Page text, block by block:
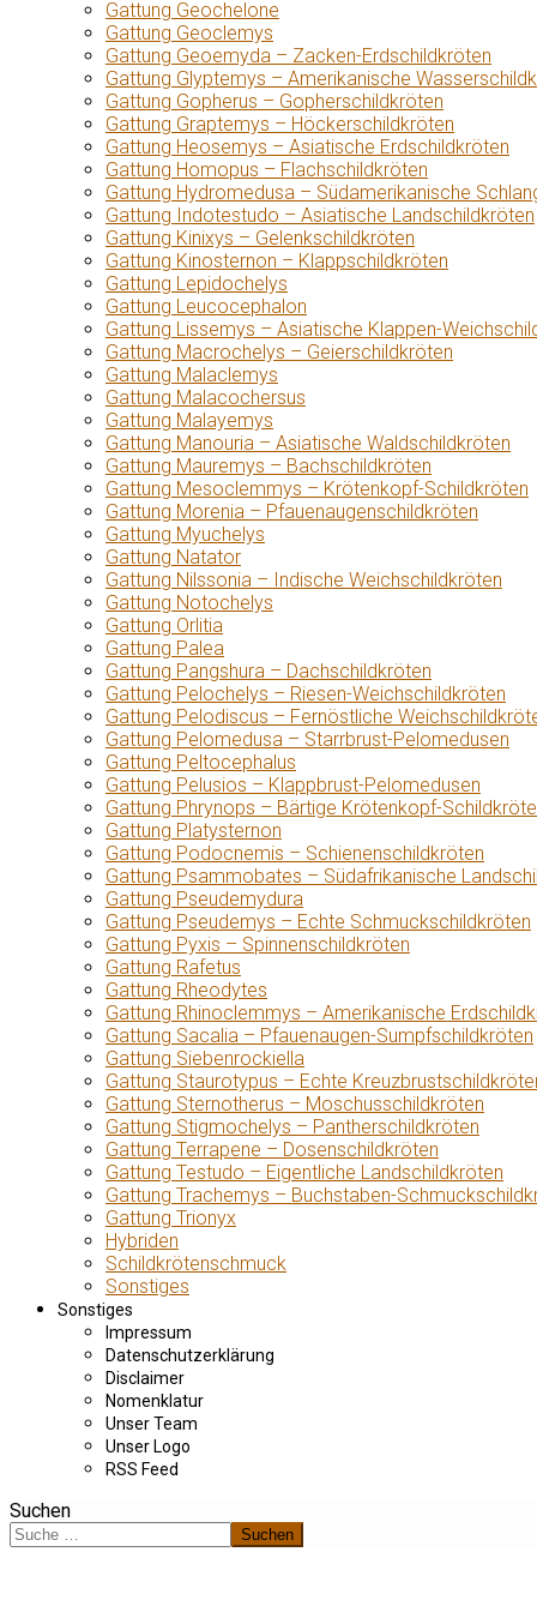
Gattung Geochelone
Gattung Geoclemys
Gattung Geoemyda – Zacken-Erdschildkröten
Gattung Glyptemys – Amerikanische
Gattung Gopherus – Gopherschildkröten
Gattung Graptemys – Höckerschildkröten
Gattung Heosemys – Asiatische Erdschildkröten
Gattung Homopus – Flachschildkröten
Gattung Hydromedusa – Südamerikanische
Gattung Indotestudo – Asiatische Landschildkröten
Gattung Kinixys – Gelenkschildkröten
Gattung Kinosternon – Klappschildkröten
Gattung Lepidochelys
Gattung Leucocephalon
Gattung Lissemys – Asiatische Klappen-
Gattung Macrochelys – Geierschildkröten
Gattung Malaclemys
Gattung Malacochersus
Gattung Malayemys
Gattung Manouria – Asiatische Waldschildkröten
Gattung Mauremys – Bachschildkröten
Gattung Mesoclemmys – Krötenkopf-Schildkröten
Gattung Morenia – Pfauenaugenschildkröten
Gattung Myuchelys
Gattung Natator
Gattung Nilssonia – Indische Weichschildkröten
Gattung Notochelys
Gattung Orlitia
Gattung Palea
Gattung Pangshura – Dachschildkröten
Gattung Pelochelys – Riesen-Weichschildkröten
Gattung Pelodiscus – Fernöstliche
Gattung Pelomedusa – Starrbrust-Pelomedusen
Gattung Peltocephalus
Gattung Pelusios – Klappbrust-Pelomedusen
Gattung Phrynops – Bärtige Krötenkopf-
Gattung Platysternon
Gattung Podocnemis – Schienenschildkröten
Gattung Psammobates – Südafrikanische
Gattung Pseudemydura
Gattung Pseudemys – Echte Schmuckschildkröten
Gattung Pyxis – Spinnenschildkröten
Gattung Rafetus
Gattung Rheodytes
Gattung Rhinoclemmys – Amerikanische
Gattung Sacalia – Pfauenaugen-Sumpfschildkröten
Gattung Siebenrockiella
Gattung Staurotypus – Echte
Gattung Sternotherus – Moschusschildkröten
Gattung Stigmochelys – Pantherschildkröten
Gattung Terrapene – Dosenschildkröten
Gattung Testudo – Eigentliche Landschildkröten
Gattung Trachemys – Buchstaben-
Gattung Trionyx
Hybriden
Schildkrötenschmuck
Sonstiges
Sonstiges
Impressum
Datenschutzerklärung
Disclaimer
Nomenklatur
Unser Team
Unser Logo
RSS Feed
Suchen
Suchen